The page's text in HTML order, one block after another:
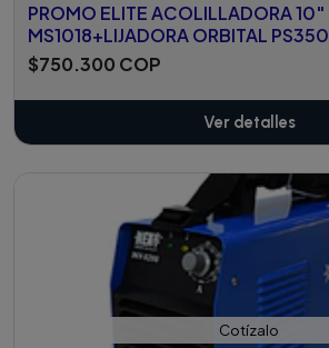
PROMO ELITE ACOLILLADORA 10"
MS1018+LIJADORA ORBITAL PS350
$750.300 COP
Ver detalles
Cotízalo